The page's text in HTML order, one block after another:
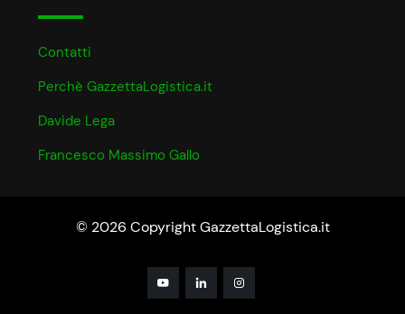
Contatti
Perchè GazzettaLogistica.it
Davide Lega
Francesco Massimo Gallo
© 2026 Copyright GazzettaLogistica.it